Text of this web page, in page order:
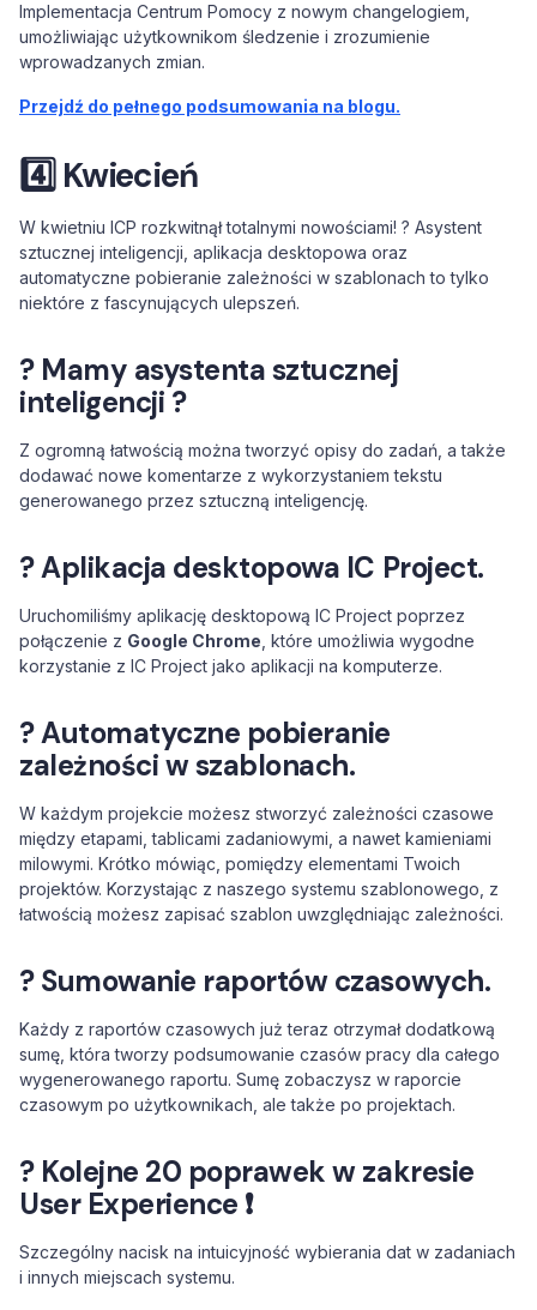
Implementacja Centrum Pomocy z nowym changelogiem,
umożliwiając użytkownikom śledzenie i zrozumienie
wprowadzanych zmian.
Przejdź do pełnego podsumowania na blogu.
4️⃣Kwiecień
W kwietniu ICP rozkwitnął totalnymi nowościami! ? Asystent
sztucznej inteligencji, aplikacja desktopowa oraz
automatyczne pobieranie zależności w szablonach to tylko
niektóre z fascynujących ulepszeń.
? Mamy asystenta sztucznej
inteligencji ?
Z ogromną łatwością można tworzyć opisy do zadań, a także
dodawać nowe komentarze z wykorzystaniem tekstu
generowanego przez sztuczną inteligencję.
? Aplikacja desktopowa IC Project.
Uruchomiliśmy aplikację desktopową IC Project poprzez
połączenie z Google Chrome , które umożliwia wygodne
korzystanie z IC Project jako aplikacji na komputerze.
? Automatyczne pobieranie
zależności w szablonach.
W każdym projekcie możesz stworzyć zależności czasowe
między etapami, tablicami zadaniowymi, a nawet kamieniami
milowymi. Krótko mówiąc, pomiędzy elementami Twoich
projektów. Korzystając z naszego systemu szablonowego, z
łatwością możesz zapisać szablon uwzględniając zależności.
? Sumowanie raportów czasowych.
Każdy z raportów czasowych już teraz otrzymał dodatkową
sumę, która tworzy podsumowanie czasów pracy dla całego
wygenerowanego raportu. Sumę zobaczysz w raporcie
czasowym po użytkownikach, ale także po projektach.
? Kolejne 20 poprawek w zakresie
User Experience ❗
Szczególny nacisk na intuicyjność wybierania dat w zadaniach
i innych miejscach systemu.